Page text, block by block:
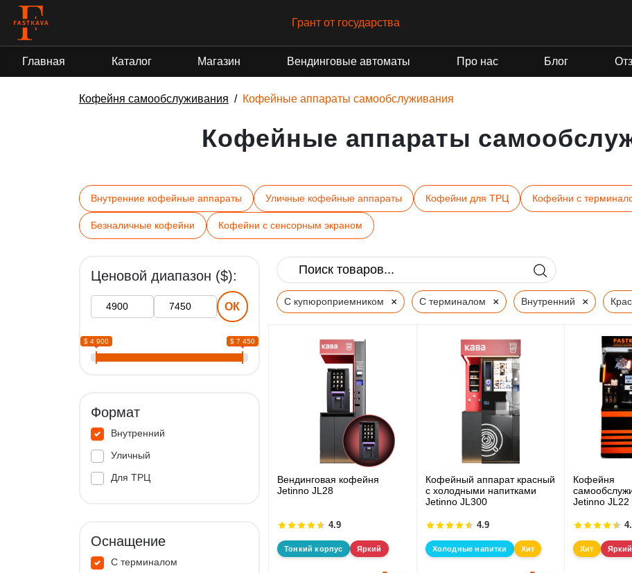
Грант от государства
Главная Каталог Магазин Вендинговые автоматы Про нас Блог
Кофейня самообслуживания Кофейные аппараты самообслуживания
Кофейные аппараты
Внутренние кофейные аппараты Уличные кофейные аппараты Кофейни для ТРЦ Кофейни с
Безналичные кофейни Кофейни с сенсорным экраном
Ценовой диапазон ($):
ОК
$ 4 900 $ 7 450
Формат
Внутренний
Уличный
Для ТРЦ
Оснащение
С терминалом
С купюроприемником × С терминалом × Внутренний ×
Вендинговая кофейня
Jetinno JL28
4.9
Тонкий корпус Яркий
Кофейный аппарат красный
с холодными напитками
Jetinno JL300
4.9
Холодные напитки Хит
Кофейня
Jetinno JL22
Хит